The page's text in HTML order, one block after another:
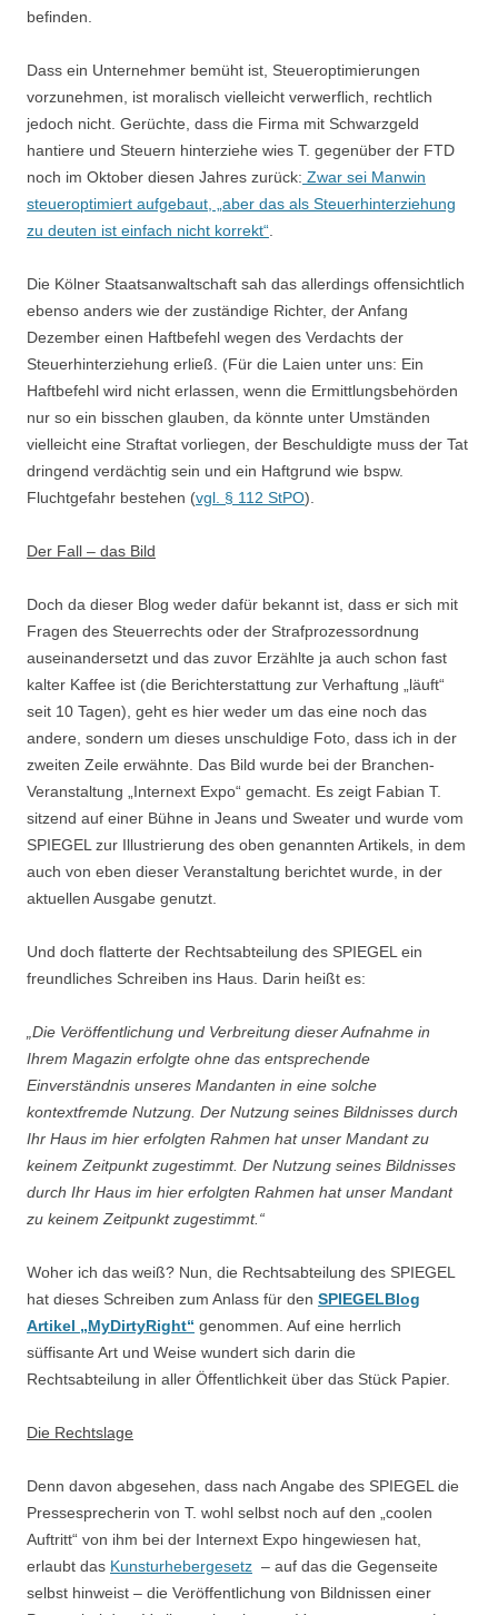
befinden.
Dass ein Unternehmer bemüht ist, Steueroptimierungen
vorzunehmen, ist moralisch vielleicht verwerflich, rechtlich
jedoch nicht. Gerüchte, dass die Firma mit Schwarzgeld
hantiere und Steuern hinterziehe wies T. gegenüber der FTD
noch im Oktober diesen Jahres zurück: Zwar sei Manwin
steueroptimiert aufgebaut, „aber das als Steuerhinterziehung
zu deuten ist einfach nicht korrekt“
Die Kölner Staatsanwaltschaft sah das allerdings offensichtlich
ebenso anders wie der zuständige Richter, der Anfang
Dezember einen Haftbefehl wegen des Verdachts der
Steuerhinterziehung erließ. (Für die Laien unter uns: Ein
Haftbefehl wird nicht erlassen, wenn die Ermittlungsbehörden
nur so ein bisschen glauben, da könnte unter Umständen
vielleicht eine Straftat vorliegen, der Beschuldigte muss der Tat
dringend verdächtig sein und ein Haftgrund wie bspw.
Fluchtgefahr bestehen (vgl. § 112 StPO).
Der Fall – das Bild
Doch da dieser Blog weder dafür bekannt ist, dass er sich mit
Fragen des Steuerrechts oder der Strafprozessordnung
auseinandersetzt und das zuvor Erzählte ja auch schon fast
kalter Kaffee ist (die Berichterstattung zur Verhaftung „läuft“
seit 10 Tagen), geht es hier weder um das eine noch das
andere, sondern um dieses unschuldige Foto, dass ich in der
zweiten Zeile erwähnte. Das Bild wurde bei der Branchen-
Veranstaltung „Internext Expo“ gemacht. Es zeigt Fabian T.
sitzend auf einer Bühne in Jeans und Sweater und wurde vom
SPIEGEL zur Illustrierung des oben genannten Artikels, in dem
auch von eben dieser Veranstaltung berichtet wurde, in der
aktuellen Ausgabe genutzt.
Und doch flatterte der Rechtsabteilung des SPIEGEL ein
freundliches Schreiben ins Haus. Darin heißt es:
„Die Veröffentlichung und Verbreitung dieser Aufnahme in
Ihrem Magazin erfolgte ohne das entsprechende
Einverständnis unseres Mandanten in eine solche
kontextfremde Nutzung. Der Nutzung seines Bildnisses durch
Ihr Haus im hier erfolgten Rahmen hat unser Mandant zu
keinem Zeitpunkt zugestimmt. Der Nutzung seines Bildnisses
durch Ihr Haus im hier erfolgten Rahmen hat unser Mandant
zu keinem Zeitpunkt zugestimmt.“
Woher ich das weiß? Nun, die Rechtsabteilung des SPIEGEL
hat dieses Schreiben zum Anlass für den SPIEGELBlog
Artikel „MyDirtyRight“ genommen. Auf eine herrlich
süffisante Art und Weise wundert sich darin die
Rechtsabteilung in aller Öffentlichkeit über das Stück Papier.
Die Rechtslage
Denn davon abgesehen, dass nach Angabe des SPIEGEL die
Pressesprecherin von T. wohl selbst noch auf den „coolen
Auftritt“ von ihm bei der Internext Expo hingewiesen hat,
erlaubt das Kunsturhebergesetz – auf das die Gegenseite
selbst hinweist – die Veröffentlichung von Bildnissen einer